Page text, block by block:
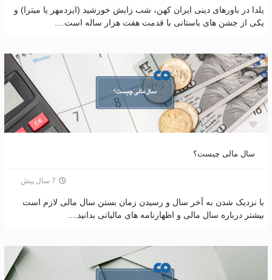
یلدا در باورهای دینی ایران کهن، شب زایش خورشید (ایزدمهر یا میترا) و
یکی از جشن های باستانی با قدمت هفت هزار ساله است....
سال مالی چیست؟
7 سال پیش
با نزدیک شدن به آخر سال و رسیدن زمان بستن سال مالی لازم است
بیشتر درباره سال مالی و اظهارنامه های مالیاتی بدانید....